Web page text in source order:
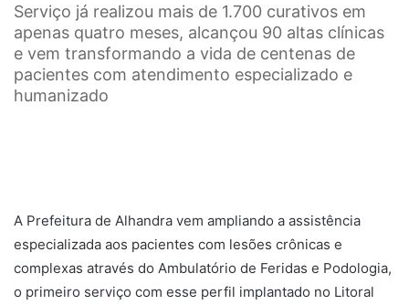
Serviço já realizou mais de 1.700 curativos em
apenas quatro meses, alcançou 90 altas clínicas
e vem transformando a vida de centenas de
pacientes com atendimento especializado e
humanizado
A Prefeitura de Alhandra vem ampliando a assistência
especializada aos pacientes com lesões crônicas e
complexas através do Ambulatório de Feridas e Podologia,
o primeiro serviço com esse perfil implantado no Litoral